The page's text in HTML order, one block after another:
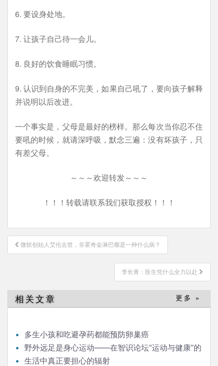
6. 要设身处地。
7. 让孩子自己待一会儿。
8. 良好的饮食睡眠习惯。
9. 认识到自身的不完美，如果自己吼了，要向孩子解释
并说明以后改进。
一个事实是，父母是最好的榜样。那么每次当你忍不住
要吼的时候，就请深呼吸，默念三遍：没有坏孩子，只
有差父母。
～～～欢迎转发～～～
！！！转载请联系我们获取授权！！！
文
章
微软创始人艾伦去世，非霍奇金淋巴瘤是一种什么病？
李长青：医生凭什么全力以赴
相关文章 更多 »
多生小孩和吃避孕药都能预防卵巢癌
野外远足是身心运动——在智识论坛“运动与健康”的
发言生活中真正要担心的辐射